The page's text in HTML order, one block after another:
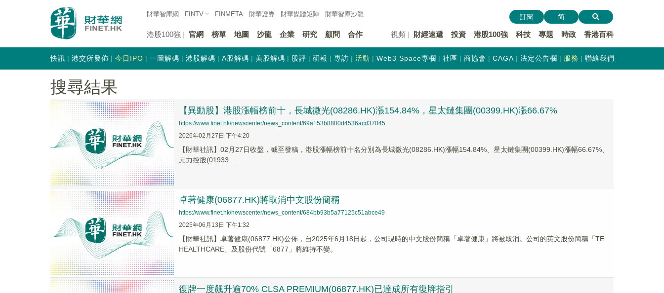
財華智庫網 FINTV FINMETA 財華證券 財華媒體矩陣 財華智庫沙龍
港股100強 官網 榜單 地圖 沙龍 企業 研究 顧問 合作 視頻 財經速遞 投資 港股100強 科技 專題 時政 香港百科
訂閱 简
快訊 港交所發佈 今日IPO 一圖解碼 港股解碼 A股解碼 美股解碼 股評 研報 專訪 活動 Web3 Space專欄 社區 商協會 CAGA 法定公告欄 服務 聯絡我們
搜尋結果
【異動股】港股漲幅榜前十，長城微光(08286.HK)漲154.84%，星太鏈集團(00399.HK)漲66.67%
https://www.finet.hk/newscenter/news_content/69a153b8800d4536acd37045
2026年02月27日 下午4:20
【財華社訊】02月27日收盤，截至發稿，港股漲幅榜前十名分別為長城微光(08286.HK)漲幅154.84%、星太鏈集團(00399.HK)漲幅66.67%、
元力控股(01933...
卓著健康(06877.HK)將取消中文股份簡稱
https://www.finet.hk/newscenter/news_content/684bb93b5a77125c51abce49
2025年06月13日 下午1:32
【財華社訊】卓著健康(06877.HK)公佈，自2025年6月18日起，公司現時的中文股份簡稱「卓著健康」將被取消。公司的英文股份簡稱「TE
HEALTHCARE」及股份代號「6877」將維持不變。
復牌一度飆升逾70% CLSA PREMIUM(06877.HK)已達成所有復牌指引